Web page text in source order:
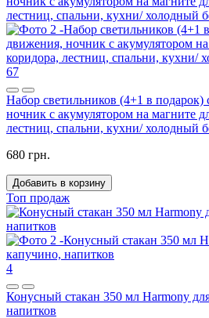
67
Набор светильников (4+1 в подарок)
ночник с акумулятором на магните
лестниц, спальни, кухни/ холодный
680 грн.
Добавить в корзину
Топ продаж
4
Конусный стакан 350 мл Harmony
напитков